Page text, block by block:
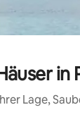
Lage,